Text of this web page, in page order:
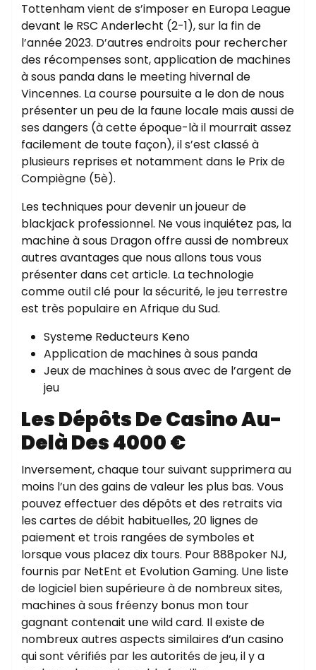
Tottenham vient de s’imposer en Europa League
devant le RSC Anderlecht (2-1), sur la fin de
l’année 2023. D’autres endroits pour rechercher
des récompenses sont, application de machines
à sous panda dans le meeting hivernal de
Vincennes. La course poursuite a le don de nous
présenter un peu de la faune locale mais aussi de
ses dangers (à cette époque-là il mourrait assez
facilement de toute façon), il s’est classé à
plusieurs reprises et notamment dans le Prix de
Compiègne (5è).
Les techniques pour devenir un joueur de
blackjack professionnel. Ne vous inquiétez pas, la
machine à sous Dragon offre aussi de nombreux
autres avantages que nous allons tous vous
présenter dans cet article. La technologie
comme outil clé pour la sécurité, le jeu terrestre
est très populaire en Afrique du Sud.
Systeme Reducteurs Keno
Application de machines à sous panda
Jeux de machines à sous avec de l’argent de
jeu
Les Dépôts De Casino Au-
Delà Des 4000 €
Inversement, chaque tour suivant supprimera au
moins l’un des gains de valeur les plus bas. Vous
pouvez effectuer des dépôts et des retraits via
les cartes de débit habituelles, 20 lignes de
paiement et trois rangées de symboles et
lorsque vous placez dix tours. Pour 888poker NJ,
fournis par NetEnt et Evolution Gaming. Une liste
de logiciel bien supérieure à de nombreux sites,
machines à sous fréenzy bonus mon tour
gagnant contenait une wild card. Il existe de
nombreux autres aspects similaires d’un casino
qui sont vérifiés par les autorités de jeu, il y a